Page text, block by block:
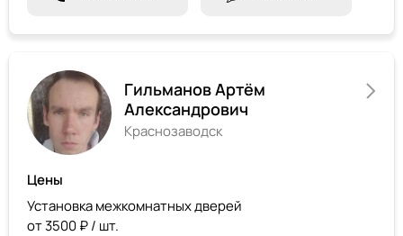
Гильманов Артём
Александрович
Краснозаводск
Цены
Установка межкомнатных дверей
от 3500 ₽ / шт.